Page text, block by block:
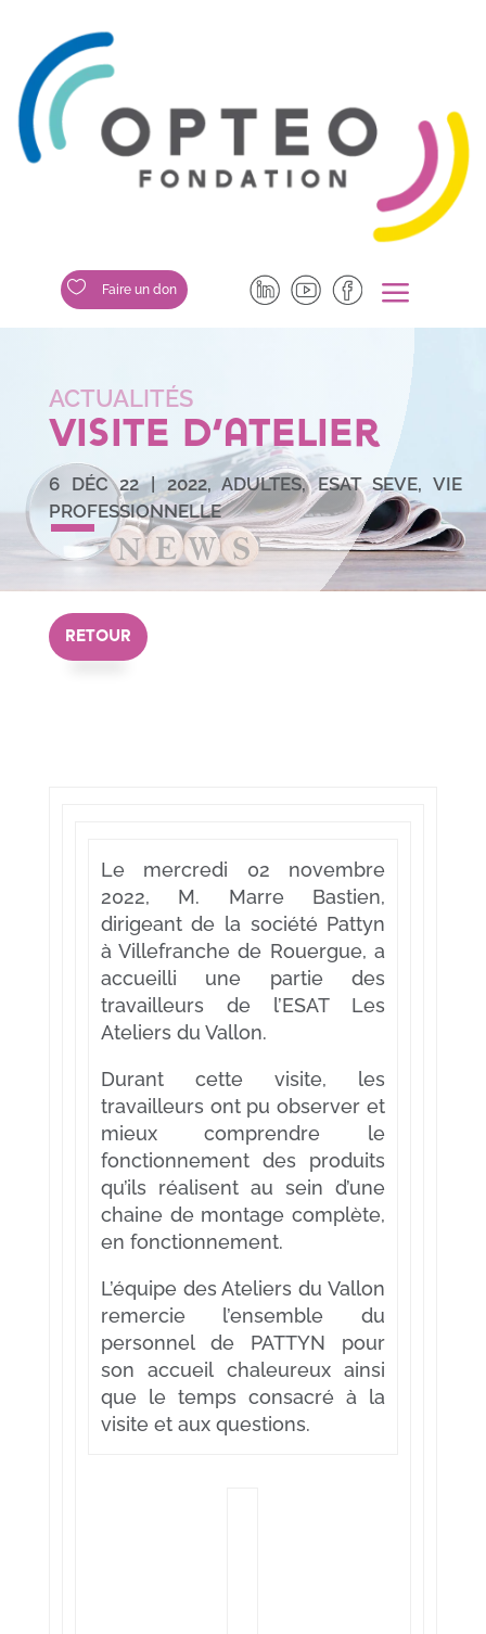
 Faire un don a
Visite d’atelier
6 DÉC 22|2022,ADULTES,ESAT SEVE, VIE
PROFESSIONNELLE
RETOUR
Le mercredi 02 novembre
2022, M. Marre Bastien,
dirigeant de la société Pattyn
à Villefranche de Rouergue, a
accueilli une partie des
travailleurs de l’ESAT Les
Ateliers du Vallon.
Durant cette visite, les
travailleurs ont pu observer et
mieux comprendre le
fonctionnement des produits
qu’ils réalisent au sein d’une
chaine de montage complète,
en fonctionnement.
L’équipe des Ateliers du Vallon
remercie l’ensemble du
personnel de PATTYN pour
son accueil chaleureux ainsi
que le temps consacré à la
visite et aux questions.